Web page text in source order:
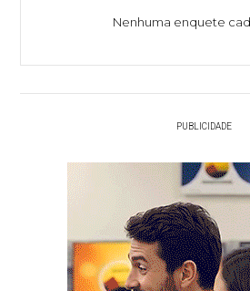
Nenhuma enquete
PUBLICIDADE